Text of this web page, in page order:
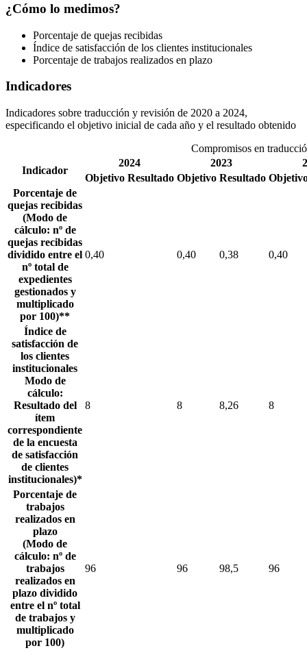
¿Cómo lo medimos?
Porcentaje de quejas recibidas
Índice de satisfacción de los clientes institucionales
Porcentaje de trabajos realizados en plazo
Indicadores
Indicadores sobre traducción y revisión de 2020 a 2024,
especificando el objetivo inicial de cada año y el resultado obtenido
Compromisos en
Indicador
2024 2023
Objetivo Resultado Objetivo Resultado
Porcentaje de
quejas recibidas
(Modo de
cálculo: nº de
quejas recibidas
dividido entre el
nº total de
expedientes
gestionados y
multiplicado
por 100)**
0,40 0,40 0,38 0,40
Índice de
satisfacción de
los clientes
institucionales
Modo de
cálculo:
Resultado del
ítem
correspondiente
de la encuesta
de satisfacción
de clientes
institucionales)*
8 8 8,26 8
Porcentaje de
trabajos
realizados en
plazo
(Modo de
cálculo: nº de
trabajos
realizados en
plazo dividido
entre el nº total
de trabajos y
multiplicado
por 100)
96 96 98,5 96